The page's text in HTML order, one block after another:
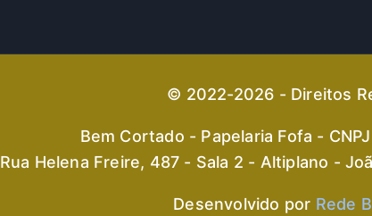
© 2022-2026 - Direitos
Bem Cortado - Papelaria Fofa -
Rua Helena Freire, 487 - Sala 2 - Altiplano -
Desenvolvido por Rede